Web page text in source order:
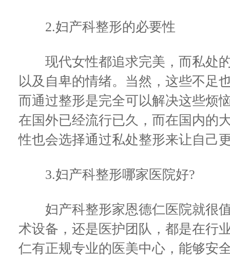
2.妇产科整形的必要性
现代女性都追求完美，而私处的
以及自卑的情绪。当然，这些不足
而通过整形是完全可以解决这些烦
在国外已经流行已久，而在国内的
性也会选择通过私处整形来让自己
3.妇产科整形哪家医院好?
妇产科整形家恩德仁医院就很值
术设备，还是医护团队，都是在行
仁有正规专业的医美中心，能够安